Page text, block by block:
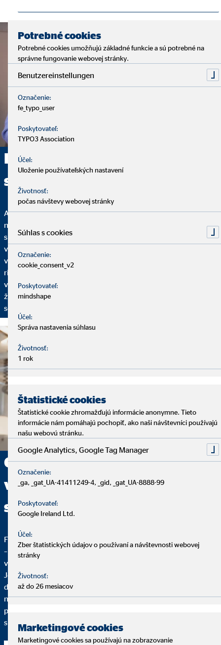
Poskytujeme komplexné
sprostredkovanie
Analýza, finančné riešenie a servis – to sú základné kamene
našich služieb. Začíname analytickým rozhovorom, pri ktorom
si vyhradíme dostatok času na to, aby sme vás spoznali: Aká je
vaša finančná situácia? Máte už plány do budúcnosti? Aké sú
vaše želania a ciele? Na základe toho vám ponúkneme finančné
riešenie nastavené na vaše individuálne požiadavky. Aby sme
vaše finančné plány mohli prispôsobovať vašim aktuálnym
životným okolnostiam, pravidelne sa budeme stretávať na
servisných rozhovoroch.
Chcete sa v pracovnej oblasti
vydať na novú cestu? Začnite
svoju kariéru u nás!
Flexibilita, sebarealizácia a plnenie úlohy so zmyslom a cieľom
– to je to, čo robí prácu finančného sprostredkovateľa OVB
výnimočnou.
Jedine vaše nasadenie rozhoduje o tom, kam to u nás
dotiahnete. Ak už nemáte chuť na monotónny pracovný deň a
namiesto toho chcete byť samostatný a zároveň chcete
pracovať s kompetentnými a milými kolegami, ste u nás
správne.
Potrebné cookies
Potrebné cookies umožňujú základné funkcie a sú potrebné na
správne fungovanie webovej stránky.
Benutzereinstellungen
Označenie:
fe_typo_user
Poskytovateľ:
TYPO3 Association
Účel:
Uloženie používateľských nastavení
Životnosť:
počas návštevy webovej stránky
Súhlas s cookies
Označenie:
cookie_consent_v2
Poskytovateľ:
mindshape
Účel:
Správa nastavenia súhlasu
Životnosť:
1 rok
Štatistické cookies
Štatistické cookie zhromažďujú informácie anonymne. Tieto
informácie nám pomáhajú pochopiť, ako naši návštevníci používajú
našu webovú stránku.
Google Analytics, Google Tag Manager
Označenie:
_ga, _gat_UA-41411249-4, _gid, _gat_UA-8888-99
Poskytovateľ:
Google Ireland Ltd.
Účel:
Zber štatistických údajov o používaní a návštevnosti webovej
stránky
Životnosť:
až do 26 mesiacov
Marketingové cookies
Marketingové cookies sa používajú na zobrazovanie